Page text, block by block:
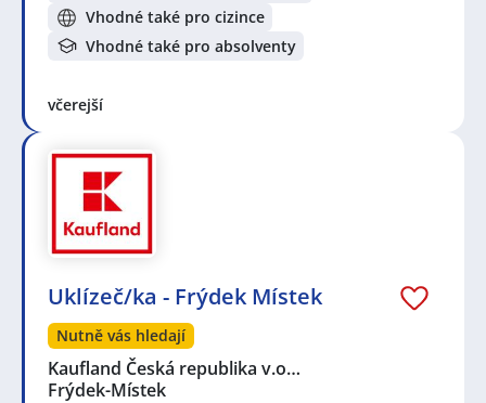
Vhodné také pro cizince
Vhodné také pro absolventy
včerejší
Uklízeč/ka - Frýdek Místek
Nutně vás hledají
Kaufland Česká republika v.o…
Frýdek-Místek